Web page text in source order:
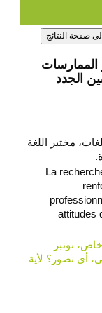
الممارسات
الجدد
مختبر اللغة
La
attitudes
نونبر
أي تصور؟ لأية